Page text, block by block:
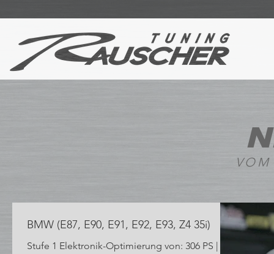
VOM
BMW (E87, E90, E91, E92, E93, Z4 35i)
Stufe 1 Elektronik-Optimierung von: 306 PS |